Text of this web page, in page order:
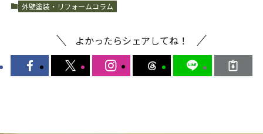
外壁塗装・リフォームコラム
よかったらシェアしてね！